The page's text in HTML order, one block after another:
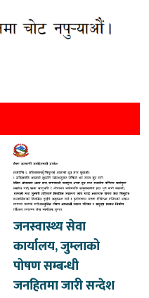
जनस्वास्थ्य सेवा
कार्यालय, जुम्लाको
पोषण सम्बन्धी
जनहितमा जारी सन्देश